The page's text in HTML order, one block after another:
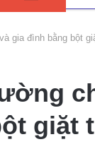
gia đình bằng bột
giặt